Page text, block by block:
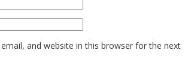
and website in this browser for the next